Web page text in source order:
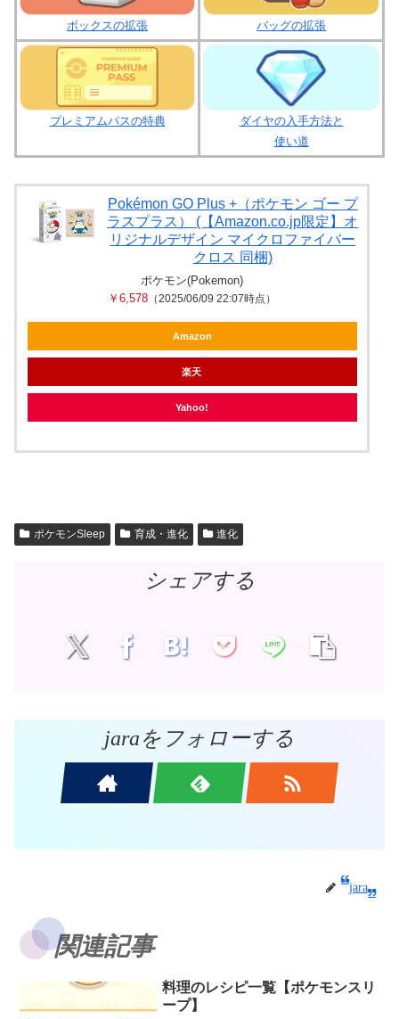
ボックスの拡張 バッグの拡張
プレミアムパスの特典
ダイヤの入手方法と
使い道
Pokémon GO Plus +（ポケモン ゴー プ
ラスプラス） (【Amazon.co.jp限定】オ
リジナルデザイン マイクロファイバー
クロス 同梱)
ポケモン(Pokemon)
￥6,578 （2025/06/09 22:07時点）
Amazon
楽天
Yahoo!
ポケモンSleep 育成・進化 進化
シェアする
jaraをフォローする
jara
関連記事
料理のレシピ一覧【ポケモンスリ
ープ】